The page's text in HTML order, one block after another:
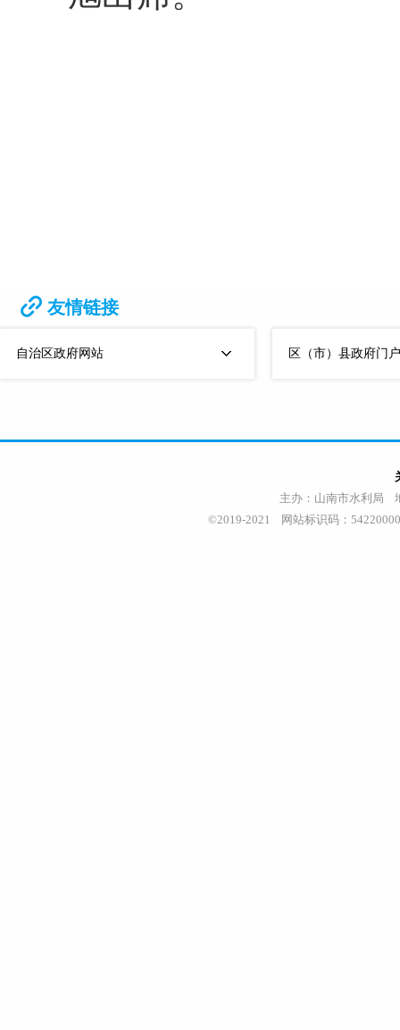
友情链接
自治区政府网站 区（市）县政府门
主办：山南市水利局
©2019-2021 网站标识码：